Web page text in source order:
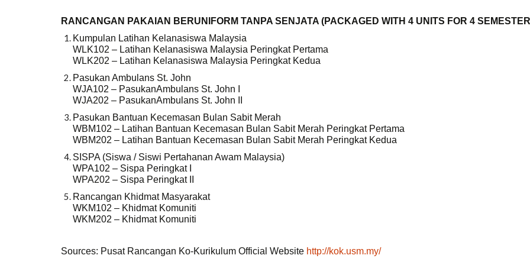
RANCANGAN PAKAIAN BERUNIFORM TANPA SENJATA (PACKAGED WITH 4 UNITS FOR 4
Kumpulan Latihan Kelanasiswa Malaysia
WLK102 – Latihan Kelanasiswa Malaysia Peringkat Pertama
WLK202 – Latihan Kelanasiswa Malaysia Peringkat Kedua
Pasukan Ambulans St. John
WJA102 – PasukanAmbulans St. John I
WJA202 – PasukanAmbulans St. John II
Pasukan Bantuan Kecemasan Bulan Sabit Merah
WBM102 – Latihan Bantuan Kecemasan Bulan Sabit Merah Peringkat Pertama
WBM202 – Latihan Bantuan Kecemasan Bulan Sabit Merah Peringkat Kedua
SISPA (Siswa / Siswi Pertahanan Awam Malaysia)
WPA102 – Sispa Peringkat I
WPA202 – Sispa Peringkat II
Rancangan Khidmat Masyarakat
WKM102 – Khidmat Komuniti
WKM202 – Khidmat Komuniti
Sources: Pusat Rancangan Ko-Kurikulum Official Website http://kok.usm.my/